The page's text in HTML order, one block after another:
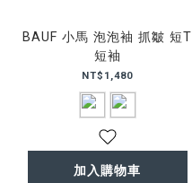
BAUF 小馬 泡泡袖 抓皺 短T
短袖
NT$1,480
加入購物車